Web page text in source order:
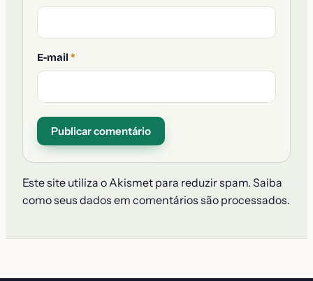
E-mail *
Este site utiliza o Akismet para reduzir spam. Saiba
como seus dados em comentários são processados.